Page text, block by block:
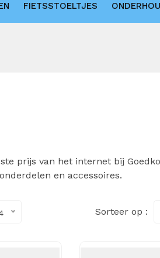
FIETSSTOELTJES
prijs van het internet bij
en accessoires.
Sorteer op :